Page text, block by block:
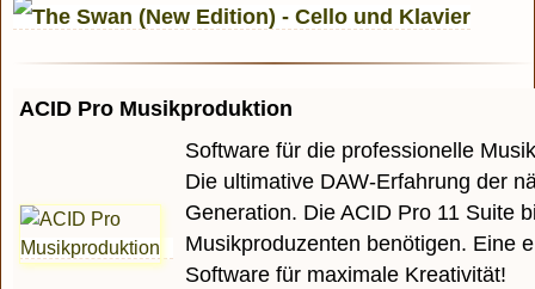
ACID Pro Musikproduktion
Software für die professionelle
Die ultimative DAW-Erfahrung der
Generation. Die ACID Pro 11 Suite
Musikproduzenten benötigen. Eine
Software für maximale Kreativität!